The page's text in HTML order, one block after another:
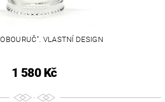
VLASTNÍ DESIGN
1 580 Kč